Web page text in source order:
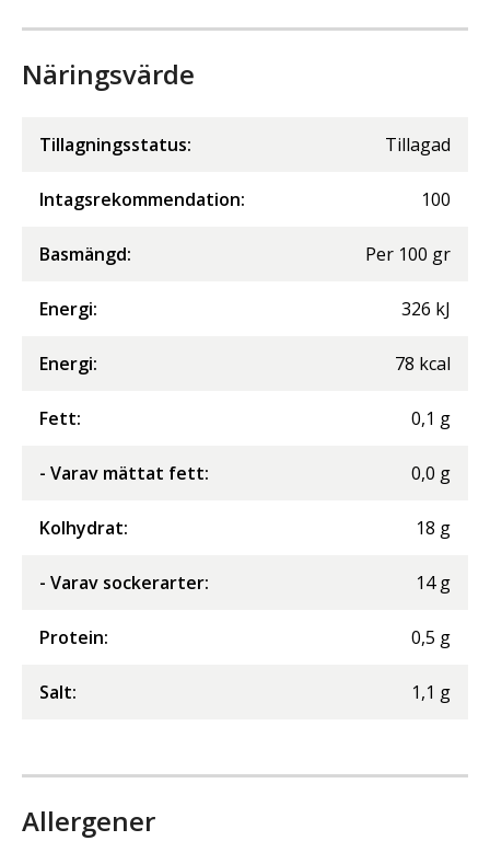
Näringsvärde
Tillagningsstatus: Tillagad
Intagsrekommendation: 100
Basmängd: Per 100 gr
Energi: 326 kJ
Energi: 78 kcal
Fett: 0,1 g
- Varav mättat fett: 0,0 g
Kolhydrat: 18 g
- Varav sockerarter: 14 g
Protein: 0,5 g
Salt: 1,1 g
Allergener